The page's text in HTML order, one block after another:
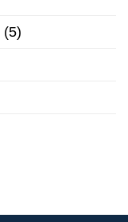
(5)